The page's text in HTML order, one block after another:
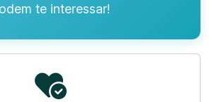
te interessar!